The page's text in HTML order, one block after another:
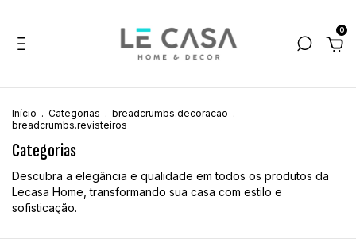
0
Início . Categorias . breadcrumbs.decoracao .
breadcrumbs.revisteiros
Categorias
Descubra a elegância e qualidade em todos os produtos da
Lecasa Home, transformando sua casa com estilo e
sofisticação.